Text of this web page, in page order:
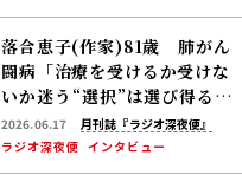
落合恵子(作家)81歳 肺がん
闘病「治療を受けるか受けな
いか迷う――“選択”は選び得るも
のがあって初めてできる」
2026.06.17
月刊誌『ラジオ深夜便』
ラジオ深夜便 インタビュー